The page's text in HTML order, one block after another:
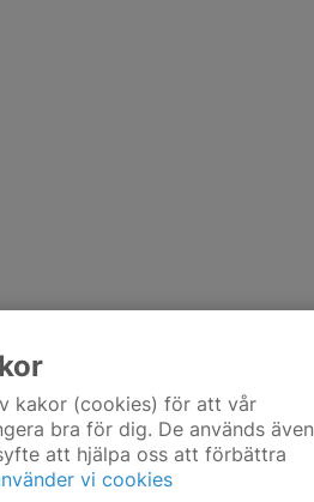
kakor (cookies) för att vår
bra för dig. De används även
att hjälpa oss att förbättra
vi cookies